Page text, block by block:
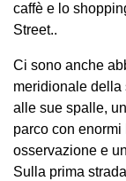
caffè e lo
Street..
Ci sono anche
meridionale della
alle sue spalle,
parco con enormi
osservazione e
Sulla prima